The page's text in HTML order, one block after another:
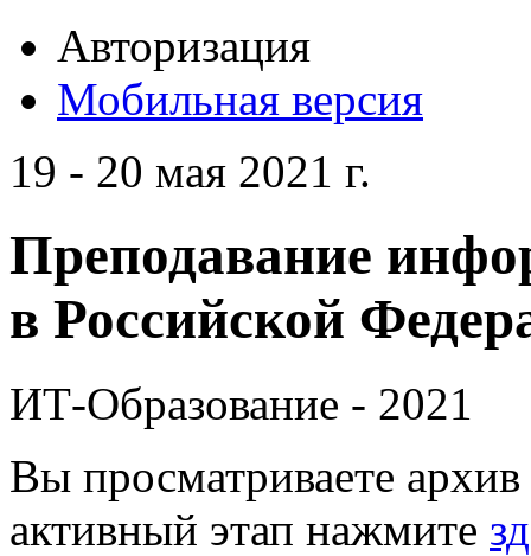
Авторизация
Мобильная версия
19 - 20 мая 2021 г.
Преподавание
в Российской
ИТ-Образование - 2021
Вы просматриваете
активный этап нажмите